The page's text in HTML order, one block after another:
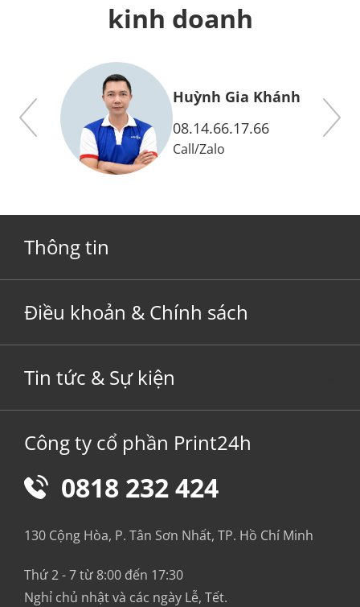
kinh doanh
Huỳnh Gia Khánh
08.14.66.17.66
Call/Zalo
Thông tin
Điều khoản & Chính sách
Tin tức & Sự kiện
Công ty cổ phần Print24h
0818 232 424
130 Cộng Hòa, P. Tân Sơn Nhất, TP. Hồ Chí Minh
Thứ 2 - 7 từ 8:00 đến 17:30
Nghỉ chủ nhật và các ngày Lễ, Tết.